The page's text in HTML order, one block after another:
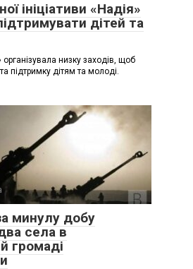
ініціативи «Надія»
дітей та
низку заходів, щоб
підтримку дітям та молоді.
минулу добу
села в
громаді